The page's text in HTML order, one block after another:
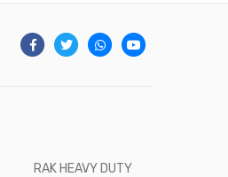
RAK HEAVY DUTY